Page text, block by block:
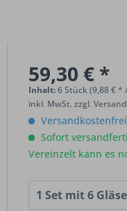
59,30 € *
Inhalt:6 Stück (9,88 € *
inkl. MwSt.zzgl.
Sofort
Vereinzelt kann es